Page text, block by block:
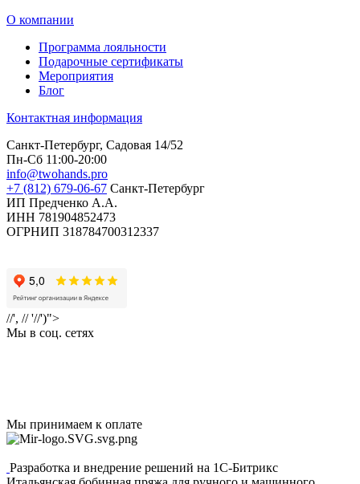
О компании
Программа лояльности
Подарочные сертификаты
Мероприятия
Блог
Контактная информация
Санкт-Петербург, Садовая 14/52
Пн-Сб 11:00-20:00
info@twohands.pro
+7 (812) 679-06-67 Санкт-Петербург
ИП Предченко А.А.
ИНН 781904852473
ОГРНИП 318784700312337
//', // '//')">
Мы в соц. сетях
Мы принимаем к оплате
Разработка и внедрение решений на 1С-Битрикс